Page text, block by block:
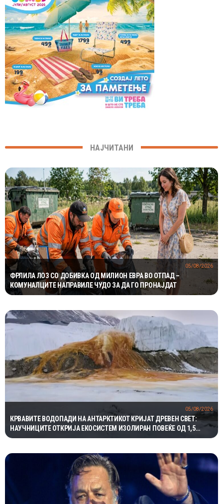
НАЈЧИТАНИ
ФРЛИЛА ЛОЗ СО ДОБИВКА ОД МИЛИОН ЕВРА ВО ОТПАД –
КОМУНАЛЦИТЕ НАПРАВИЛЕ ЧУДО ЗА ДА ГО ПРОНАЈДАТ
05/08/2026
КРВАВИТЕ ВОДОПАДИ НА АНТАРКТИКОТ КРИЈАТ ДРЕВЕН СВЕТ:
НАУЧНИЦИТЕ ОТКРИЈА ЕКОСИСТЕМ ИЗОЛИРАН ПОВЕЌЕ ОД 1,5
МИЛИОНИ ГОДИНИ
05/08/2026